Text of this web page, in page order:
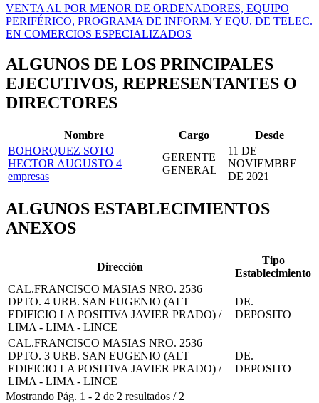
VENTA AL POR MENOR DE ORDENADORES, EQUIPO
PERIFÉRICO, PROGRAMA DE INFORM. Y EQU. DE TELEC.
EN COMERCIOS ESPECIALIZADOS
ALGUNOS DE LOS PRINCIPALES
EJECUTIVOS, REPRESENTANTES O
DIRECTORES
Nombre Cargo
Desde
BOHORQUEZ SOTO
HECTOR AUGUSTO 4
empresas
GERENTE
GENERAL
11 DE
NOVIEMBRE
DE 2021
ALGUNOS ESTABLECIMIENTOS
ANEXOS
Dirección
Tipo
Establecimiento
CAL.FRANCISCO MASIAS NRO. 2536
DPTO. 4 URB. SAN EUGENIO (ALT
EDIFICIO LA POSITIVA JAVIER PRADO) /
LIMA - LIMA - LINCE
DE.
DEPOSITO
CAL.FRANCISCO MASIAS NRO. 2536
DPTO. 3 URB. SAN EUGENIO (ALT
EDIFICIO LA POSITIVA JAVIER PRADO) /
LIMA - LIMA - LINCE
DE.
DEPOSITO
Mostrando Pág. 1 - 2 de 2 resultados / 2